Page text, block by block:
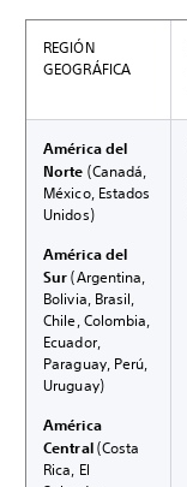
REGIÓN
GEOGRÁFICA
América del
Norte (Canadá,
México, Estados
Unidos)
América del
Sur(Argentina,
Bolivia, Brasil,
Chile, Colombia,
Ecuador,
Paraguay, Perú,
Uruguay)
América
Central(Costa
Rica, El